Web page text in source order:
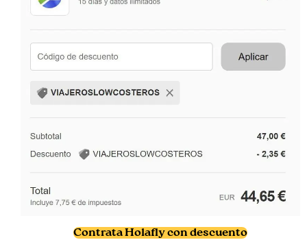
Contrata Holafly con descuento